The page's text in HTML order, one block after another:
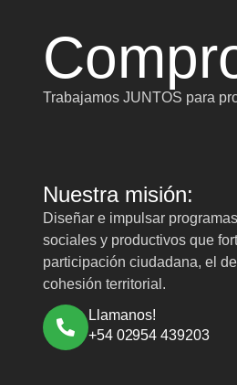
Trabajamos JUNTOS para
Nuestra misión:
Diseñar e impulsar
sociales y productivos que
participación ciudadana, el
cohesión territorial.
Llamanos!
+54 02954 439203